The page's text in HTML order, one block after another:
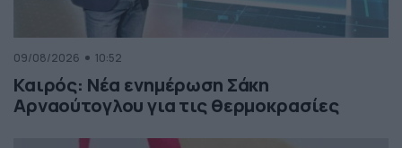
09/08/2026 10:52
Καιρός: Νέα ενημέρωση Σάκη
Αρναούτογλου για τις θερμοκρασίες